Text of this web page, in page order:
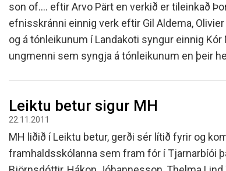
son of.... eftir Arvo Pärt en verkið er tileinkað
efnisskránni einnig verk eftir Gil Aldema,
og á tónleikunum í Landakoti syngur einnig
ungmenni sem syngja á tónleikunum en þeir
Leiktu betur sigur MH
22.11.2011
MH liðið í Leiktu betur, gerði sér lítið fyrir og
framhaldsskólanna sem fram fór í Tjarnarbíói